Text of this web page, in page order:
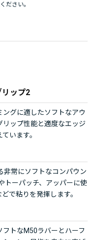
ださい。
ップ2
グに適したソフトなアウ
リップ性能と適度なエッジ
います。
非常にソフトなコンパウン
トーパッチ、アッパーに使
で粘りを発揮します。
フトなM50ラバーとハーフ